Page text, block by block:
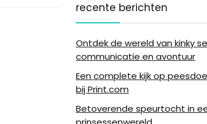
recente berichten
Ontdek de wereld van kinky
communicatie en avontuur
Een complete kijk op
bij Print.com
Betoverende speurtocht in